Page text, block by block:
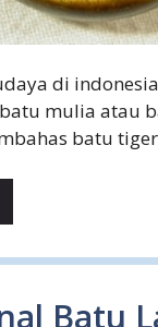
di
mulia atau
batu
Batu